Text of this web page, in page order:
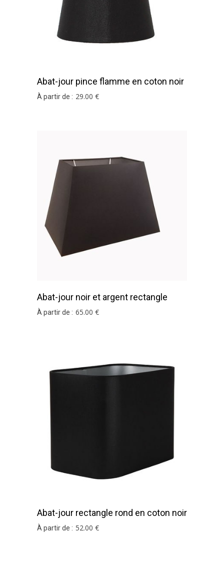
Abat-jour pince flamme en coton noir
et argent
À partir de : 29.00 €
Abat-jour noir et argent rectangle
pyramide en coton
À partir de : 65.00 €
Abat-jour rectangle rond en coton noir
et argent
À partir de : 52.00 €